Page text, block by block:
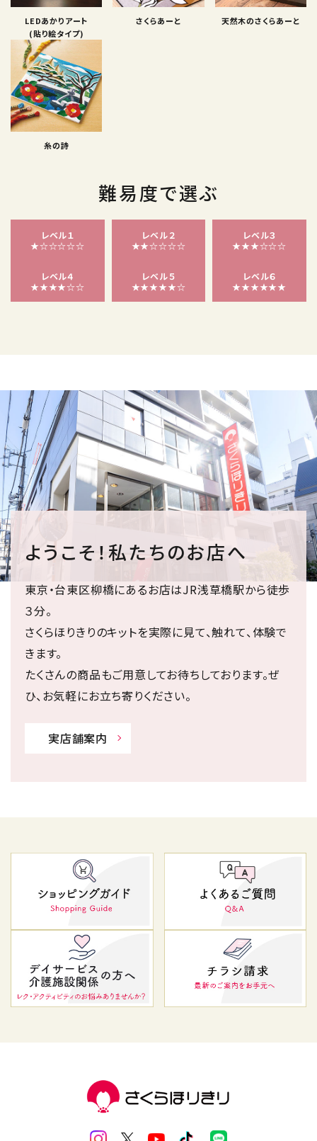
LEDあかりアート
(貼り絵タイプ)
さくらあーと 天然木のさくらあーと
糸の詩
難易度で選ぶ
レベル１
★☆☆☆☆☆
レベル２
★★☆☆☆☆
レベル３
★★★☆☆☆
レベル４
★★★★☆☆
レベル５
★★★★★☆
レベル６
★★★★★★
ようこそ！私たちのお店へ
東京・台東区柳橋にあるお店はJR浅草橋駅から徒歩
３分。
さくらほりきりのキットを実際に見て、触れて、体験で
きます。
たくさんの商品もご用意してお待ちしております。ぜ
ひ、お気軽にお立ち寄りください。
実店舗案内